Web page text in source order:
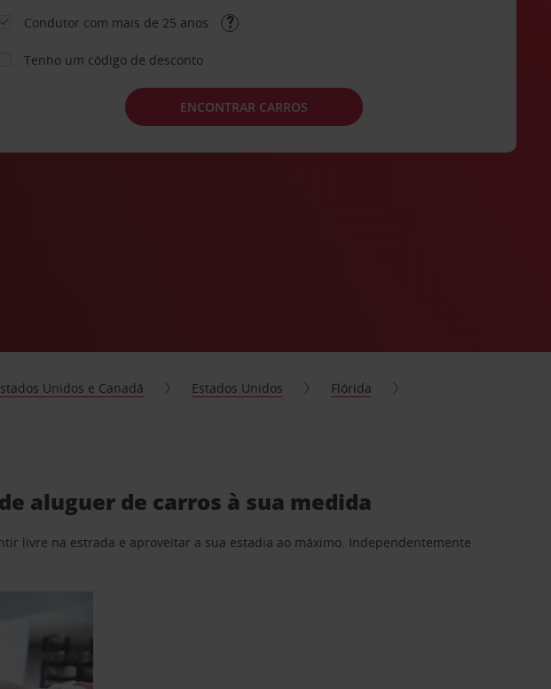
Condutor com mais de 25 anos
Tenho um código de desconto
ENCONTRAR CARROS
Unidos e Canadá Estados Unidos
Flórida
aluguer de carros à sua medida
livre na estrada e aproveitar a sua estadia ao máximo. Independentemente